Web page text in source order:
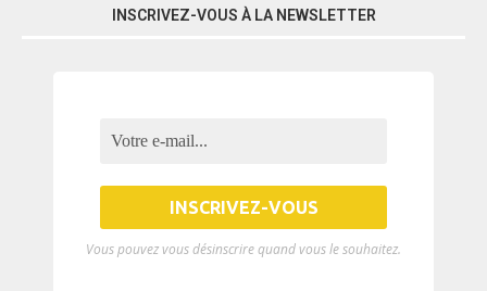
INSCRIVEZ-VOUS À LA NEWSLETTER
Vous pouvez vous désinscrire quand vous le souhaitez.